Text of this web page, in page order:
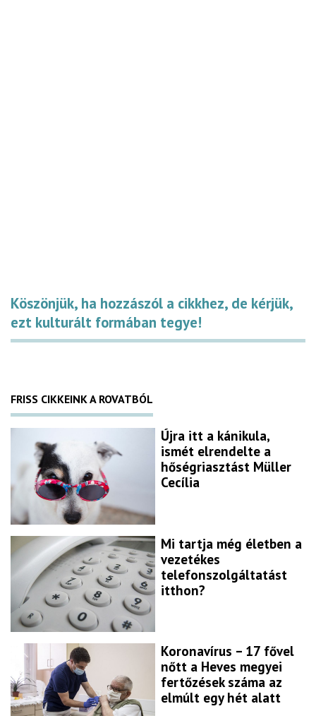
Köszönjük, ha hozzászól a cikkhez, de kérjük,
ezt kulturált formában tegye!
FRISS CIKKEINK A ROVATBÓL
Újra itt a kánikula,
ismét elrendelte a
hőségriasztást Müller
Cecília
Mi tartja még életben a
vezetékes
telefonszolgáltatást
itthon?
Koronavírus – 17 fővel
nőtt a Heves megyei
fertőzések száma az
elmúlt egy hét alatt